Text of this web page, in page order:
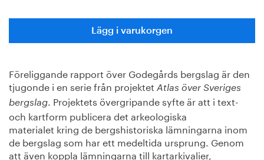
Lägg i varukorgen
Föreliggande rapport över Godegårds bergslag är den
tjugonde i en serie från projektet Atlas över Sveriges
bergslag
. Projektets övergripande syfte är att i text-
och kartform publicera det arkeologiska
materialet kring de bergshistoriska lämningarna inom
de bergslag som har ett medeltida ursprung. Genom
att även koppla lämningarna till kartarkivalier,